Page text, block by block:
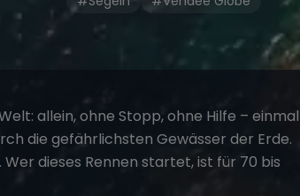
allein, ohne Stopp, ohne Hilfe – einmal
die gefährlichsten Gewässer der Erde.
dieses Rennen startet, ist für 70 bis